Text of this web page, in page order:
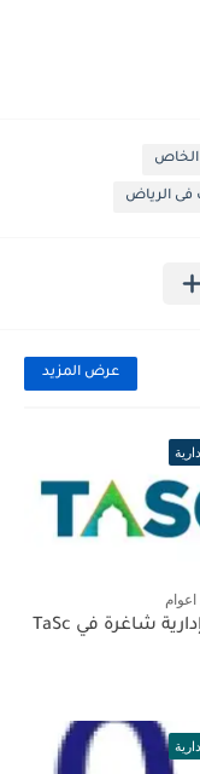
الخاص
فى الرياض
عرض المزيد
وظائف إدارية شاغرة في TaSc